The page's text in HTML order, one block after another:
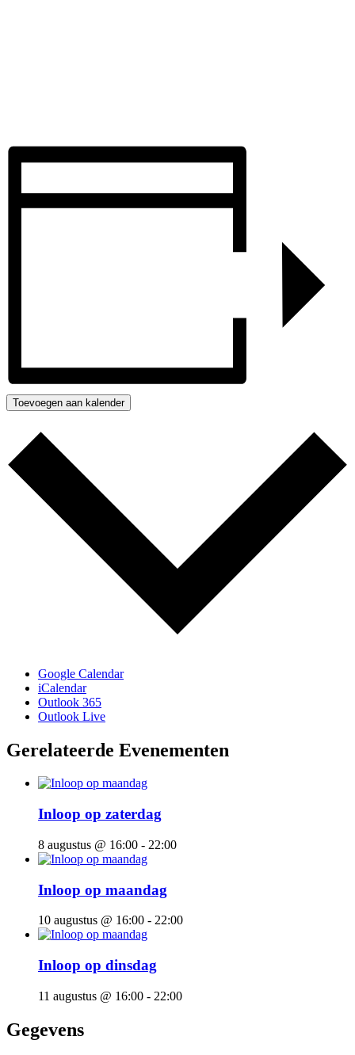
Toevoegen aan kalender
Google Calendar
iCalendar
Outlook 365
Outlook Live
Gerelateerde Evenementen
Inloop op zaterdag
8 augustus @ 16:00 - 22:00
Inloop op maandag
10 augustus @ 16:00 - 22:00
Inloop op dinsdag
11 augustus @ 16:00 - 22:00
Gegevens